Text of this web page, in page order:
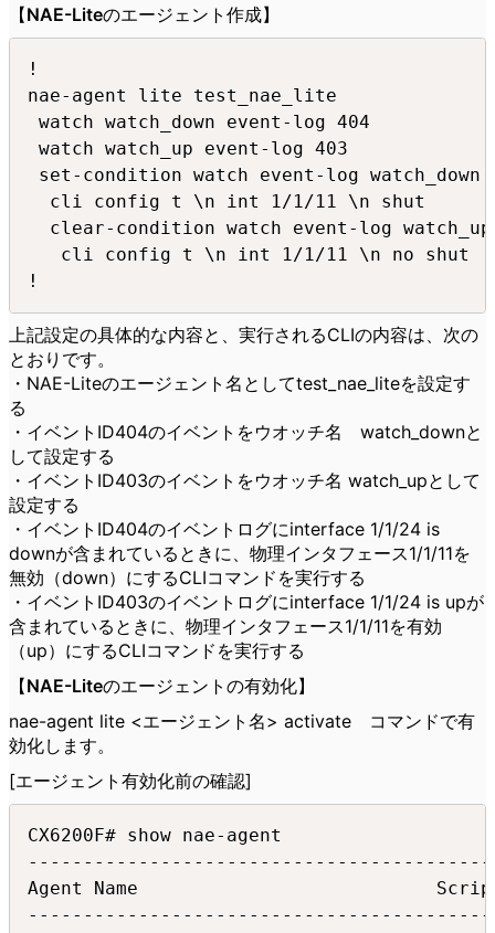
【NAE-Liteのエージェント作成】
!
nae-agent lite test_nae_lite
watch watch_down event-log 404
watch watch_up event-log 403
set-condition watch event-log
  cli config t \n int 1/1/11 \n shut
clear-condition watch event-log
   cli config t \n int 1/1/11 \n no shut
!
上記設定の具体的な内容と、実行されるCLIの内容は、次の
とおりです。
・NAE-Liteのエージェント名としてtest_nae_liteを設定す
る
・イベントID404のイベントをウオッチ名 watch_downと
して設定する
・イベントID403のイベントをウオッチ名 watch_upとして
設定する
・イベントID404のイベントログにinterface 1/1/24 is
downが含まれているときに、物理インタフェース1/1/11を
無効（down）にするCLIコマンドを実行する
・イベントID403のイベントログにinterface 1/1/24 is upが
含まれているときに、物理インタフェース1/1/11を有効
（up）にするCLIコマンドを実行する
【NAE-Liteのエージェントの有効化】
nae-agent lite <エージェント名> activate コマンドで有
効化します。
[エージェント有効化前の確認]
CX6200F# show nae-agent
Agent Name                           Script